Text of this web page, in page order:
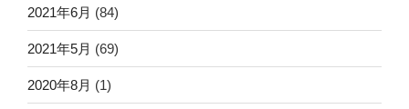
2021年6月 (84)
2021年5月 (69)
2020年8月 (1)